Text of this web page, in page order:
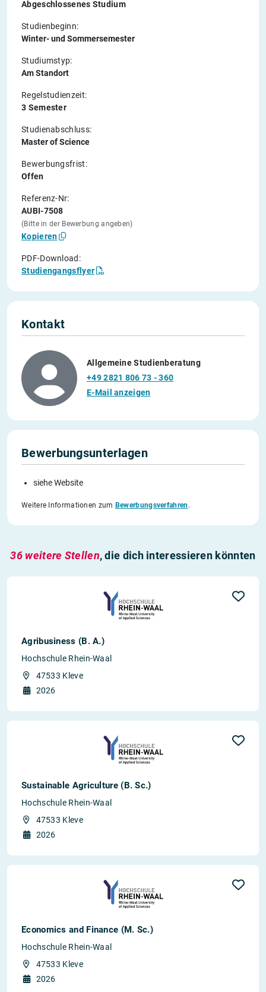
Abgeschlossenes Studium
Studienbeginn:
Winter- und Sommersemester
Studiumstyp:
Am Standort
Regelstudienzeit:
3 Semester
Studienabschluss:
Master of Science
Bewerbungsfrist:
Offen
Referenz-Nr:
AUBI-7508
(Bitte in der Bewerbung angeben)
Kopieren
PDF-Download:
Studiengangsflyer
Kontakt
Allgemeine Studienberatung
+49 2821 806 73 - 360
E-Mail anzeigen
Bewerbungsunterlagen
siehe Website
Weitere Informationen zum Bewerbungsverfahren.
36 weitere Stellen, die dich interessieren könnten
Agribusiness (B. A.)
Hochschule Rhein-Waal
47533 Kleve
2026
Sustainable Agriculture (B. Sc.)
Hochschule Rhein-Waal
47533 Kleve
2026
Economics and Finance (M. Sc.)
Hochschule Rhein-Waal
47533 Kleve
2026